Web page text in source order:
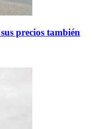
precios también